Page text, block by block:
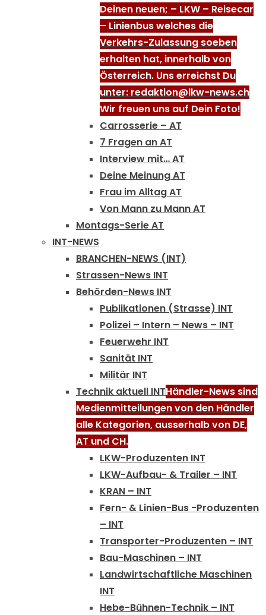
Deinen neuen; – LKW – Reisecar
– Linienbus welches die
Verkehrs-Zulassung soeben
erhalten hat, innerhalb von
Österreich. Uns erreichst Du
unter: redaktion@lkw-news.ch
Wir freuen uns auf Dein Foto!
Carrosserie – AT
7 Fragen an AT
Interview mit… AT
Deine Meinung AT
Frau im Alltag AT
Von Mann zu Mann AT
Montags-Serie AT
INT-NEWS
BRANCHEN-NEWS (INT)
Strassen-News INT
Behörden-News INT
Publikationen (Strasse) INT
Polizei – Intern – News – INT
Feuerwehr INT
Sanität INT
Militär INT
Technik aktuell INTHändler-News sind
Medienmitteilungen von den Händler
alle Kategorien, ausserhalb von DE,
AT und CH.
LKW-Produzenten INT
LKW-Aufbau- & Trailer – INT
KRAN – INT
Fern- & Linien-Bus -Produzenten
– INT
Transporter-Produzenten – INT
Bau-Maschinen – INT
Landwirtschaftliche Maschinen
INT
Hebe-Bühnen-Technik – INT